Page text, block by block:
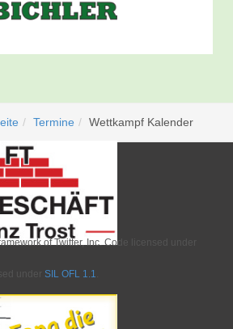
Termine Wettkampf Kalender
of Twitter, Inc. Code licensed under
under SIL OFL 1.1